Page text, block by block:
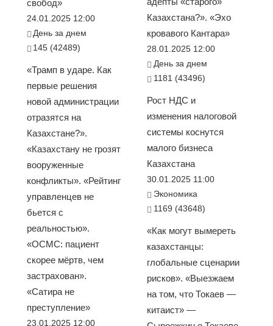
свобод»
24.01.2025 12:00
День за днем
145 (42489)
«Трамп в ударе. Как
первые решения
новой администрации
отразятся на
Казахстане?».
«Казахстану не грозят
вооруженные
конфликты». «Рейтинг
управленцев не
бьется с
реальностью».
«ОСМС: пациент
скорее мёртв, чем
застрахован».
«Сатира не
преступление»
23.01.2025 12:00
Казахстана?». «Эхо
кровавого Кантара»
28.01.2025 12:00
День за днем
1181 (43496)
Рост НДС и
изменения налоговой
системы коснутся
малого бизнеса
Казахстана
30.01.2025 11:00
Экономика
1169 (43648)
«Как могут вымереть
казахстанцы:
глобальные сценарии
рисков». «Выезжаем
на том, что Токаев —
китаист» —